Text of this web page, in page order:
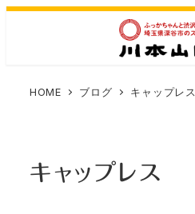
HOME ブログ キャップレス
キャップレス